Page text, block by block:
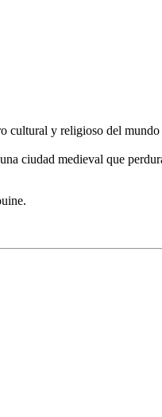
cultural y religioso del
ciudad medieval que